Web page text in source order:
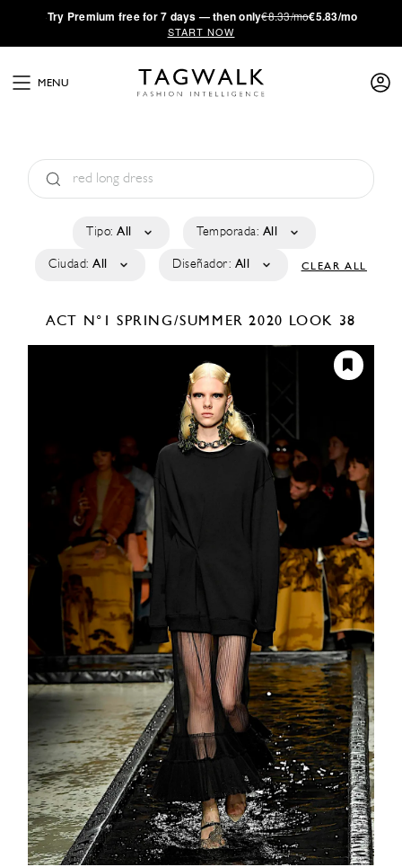
·Try Premium free for 7 days — then only€8.33/mo€5.83/mo
START NOW
MENU
Tipo: All Temporada: All
Ciudad: All Diseñador: All CLEAR ALL
ACT N°1SPRING/SUMMER 2020 LOOK 38